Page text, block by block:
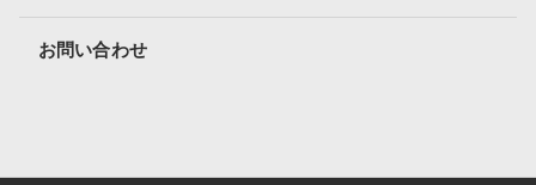
お問い合わせ